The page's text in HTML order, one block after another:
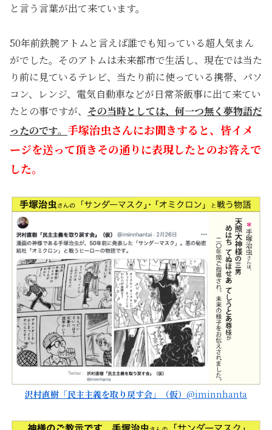
と言う言葉が出て来ています。
50年前鉄腕アトムと言えば誰でも知っている超人気まん
がでした。そのアトムは未来都市で生活し、現在では当た
り前に見ているテレビ、当たり前に使っている携帯、パソ
コン、レンジ、電気自動車などが日常茶飯事に出て来てい
たとの事ですが、 その当時としては、何一つ無く夢物語だ
ったのです。 手塚治虫さんにお聞きすると、皆イメ
ージを送って頂きその通りに表現したとのお答えで
した。
沢村直樹「民主主義を取り戻す会」（仮） @iminnhanta